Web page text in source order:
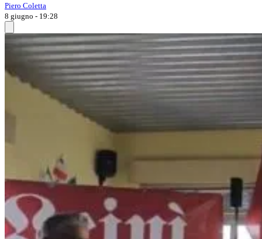
Piero Coletta
8 giugno - 19:28